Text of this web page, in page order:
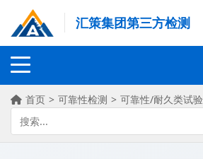
汇策集团第三方检测
首页 > 可靠性检测 > 可靠性/耐久类试验